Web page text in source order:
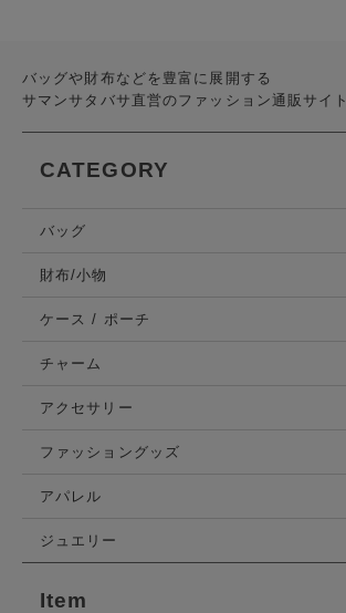
バッグや財布などを豊富に展開する
サマンサタバサ直営のファッション通販サイト
CATEGORY
バッグ
財布/小物
ケース / ポーチ
チャーム
アクセサリー
ファッショングッズ
アパレル
ジュエリー
Item